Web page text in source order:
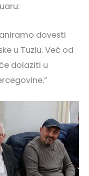
dovesti
u Tuzlu. Već od
dolaziti u